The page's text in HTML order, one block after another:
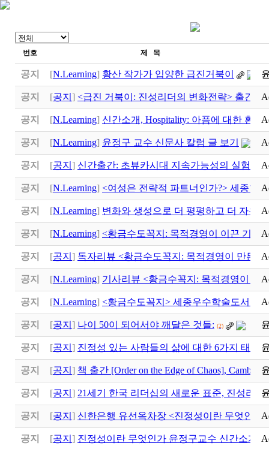
번호 제 목
공지 [N.Learning] 황산 작가가 입양한 급진거북이
공지 [공지 ] <급진 거북이: 진성리더의 변화전략> 출간
공지 [N.Learning] 신간소개, Hospitality: 아픔에 대한 환대
공지 [N.Learning] 윤정구 교수 신문사 칼럼 글 보기
공지 [공지 ] 신간출간: 초뷰카시대 지속가능성의 실험실
공지 [N.Learning] <여성은 전략적 파트너인가?> 세종학
공지 [N.Learning] 변화와 생성으로 더 평평하고 더 자유
공지 [N.Learning] <황금수도꼭지: 목적경영이 이끈 기적
공지 [공지 ] 독자리뷰 <황금수도꼭지: 목적경영이 만든
공지 [N.Learning] 기사리뷰 <황금수꼭지: 목적경영이 만
공지 [N.Learning] <황금수도꼭지> 세종우수학술도서 선
공지 [공지 ] 나이 50이 되어서야 깨달은 것들: (2)
공지 [공지 ] 진정성 있는 사람들의 삶에 대한 6가지 태도 (1)
공지 [공지 ] 책 출간 [Order on the Edge of Chaos],
공지 [공지 ] 21세기 한국 리더십의 새로운 표준, 진성리더
공지 [공지 ] 신한은행 유선옥차장 <진정성이란 무엇인가
공지 [공지 ] 진정성이란 무엇인가 윤정구교수 신간소개